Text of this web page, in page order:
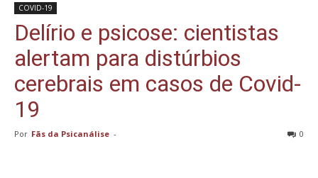
COVID-19
Delírio e psicose: cientistas
alertam para distúrbios
cerebrais em casos de Covid-
19
Por Fãs da Psicanálise - 0